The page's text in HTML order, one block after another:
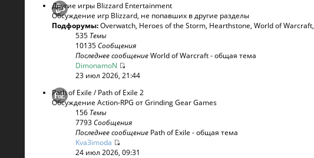
Другие игры Blizzard Entertainment
Обсуждение игр Blizzard, не попавших в другие разделы
Подфорумы:Overwatch, Heroes of the Storm, Hearthstone, World of Warcraft,
535 Темы
10135Сообщения
Последнее сообщениеWorld of Warcraft - общая тема
DimonamoN
23 июл 2026, 21:44
Path of Exile / Path of Exile 2
Обсуждение Action-RPG от Grinding Gear Games
156 Темы
7793Сообщения
Последнее сообщение Path of Exile - общая тема
Kva3imoda
24 июл 2026, 09:31